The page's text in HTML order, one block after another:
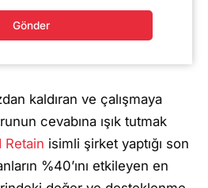
Gönder
kaldıran ve çalışmaya
cevabına ışık tutmak
Retain isimli şirket yaptığı son
%40’ını etkileyen en